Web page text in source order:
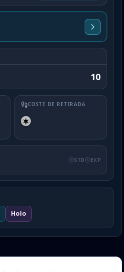
10
COSTE DE RETIRADA
STD EXP
Holo